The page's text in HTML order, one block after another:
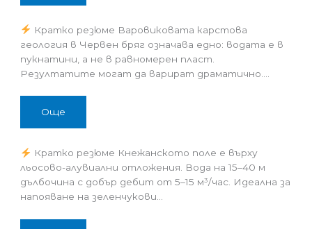
Кратко резюме Варовиковата карстова
геология в Червен бряг означава едно: водата е в
пукнатини, а не в равномерен пласт.
Резултатите могат да варират драматично.…
Още
Кратко резюме Кнежанското поле е върху
льосово-алувиални отложения. Вода на 15–40 м
дълбочина с добър дебит от 5–15 м³/час. Идеална за
напояване на зеленчукови…